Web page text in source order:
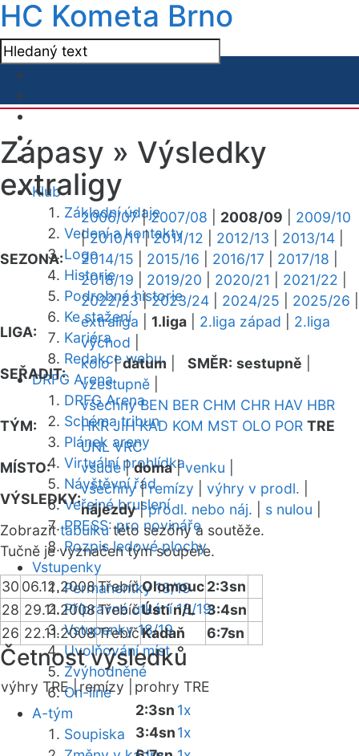
HC Kometa Brno
Klub
Základní údaje
Vedení a kontakty
Logo
Historie
Podrobná historie
Ke stažení
Kariéra
Redakce webu
DRFG Arena
DRFG Arena
Schéma tribun
Plánek areny
Virtuální prohlídka
Návštěvní řád
Veřejné bruslení
PRESS: pro novináře
Rozpis ledové plochy
Vstupenky
Permanentky 18/19
Přípravná utkání 18/19
Vstupenky 18/19
Uvolňování míst
Zvýhodněné
On-line
A-tým
Soupiska
Zápasy » Výsledky
extraligy
SEZONA:
2006/07|2007/08 2008/09
2009/10
|2010/11|2011/12 2012/13 2013/14
2014/15
2015/16 2016/17 2017/18
2018/19
2019/20 2020/21 2021/22
2022/23|2023/24 2024/25 2025/26
LIGA:
extraliga 1.liga 2.liga západ
2.liga
východ
SEŘADIT:
kolo|datum SMĚR: sestupně
vzestupně
TÝM:
všechny BEN BER CHM CHR HAV HBR
HKR JIH KAD KOM MST OLO POR TRE
UNL VRC
MÍSTO:
všude|doma|venku
VÝSLEDKY:
všechny|remízy výhry v prodl.
nájezdy|prodl. nebo náj. s nulou
Zobrazittabulkutéto sezóny a soutěže.
Tučně je vyznačen tým soupeře.
30 06.12.2008TřebíčOlomouc2:3sn
28 29.11.2008TřebíčÚstí n/L
3:4sn
26 22.11.2008TřebíčKadaň 6:7sn
Četnost výsledků
výhry TRE |remízy |
prohry TRE
2:3sn 1x
3:4sn1x